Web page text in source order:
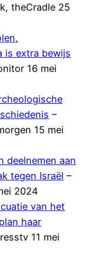
theCradle 25
is extra bewijs
16 mei
–
15 mei
deelnemen aan
tegen Israël –
2024
van het
haar
11 mei